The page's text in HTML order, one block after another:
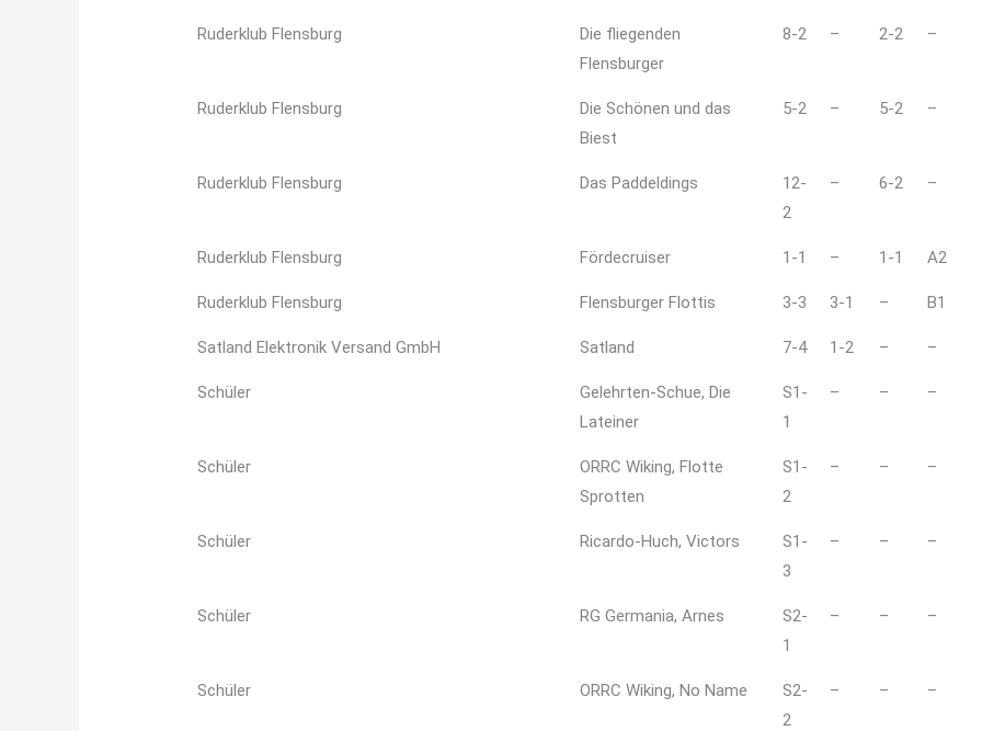
Ruderklub Flensburg
Die fliegenden
Flensburger
8-2 – 2-2 –
Ruderklub Flensburg
Die Schönen und das
Biest
5-2 – 5-2 –
Ruderklub Flensburg Das Paddeldings
12-
2
– 6-2 –
Ruderklub Flensburg Fördecruiser 1-1 – 1-1 A2
Ruderklub Flensburg Flensburger Flottis 3-3 3-1 – B1
Satland Elektronik Versand GmbH Satland 7-4 1-2 – –
Schüler
Gelehrten-Schue, Die
Lateiner
S1-
1
– – –
Schüler
ORRC Wiking, Flotte
Sprotten
S1-
2
– – –
Schüler Ricardo-Huch, Victors
S1-
3
– – –
Schüler RG Germania, Arnes
S2-
1
– – –
Schüler ORRC Wiking, No Name
S2-
2
– – –